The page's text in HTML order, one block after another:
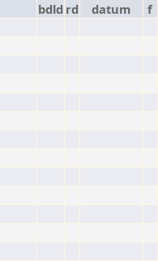
bdld rd datum
f